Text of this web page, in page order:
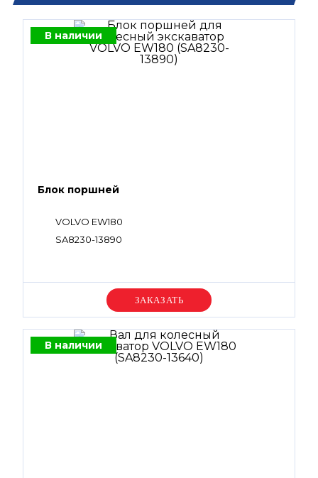
В наличии
Блок поршней
VOLVO EW180
SA8230-13890
Уточняйте цену
В наличии